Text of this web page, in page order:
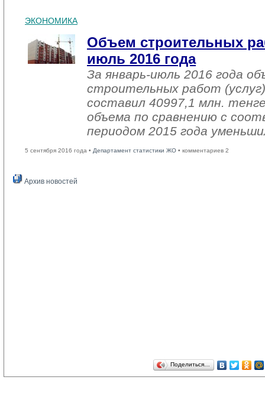
ЭКОНОМИКА
Объем строительных
июль 2016 года
За январь-июль 2016 года
строительных работ
составил 40997,1 млн.
объема по сравнению с
периодом 2015 года
5 сентября 2016 года • Департамент статистики ЖО • комментариев 2
Архив новостей
Поделиться…